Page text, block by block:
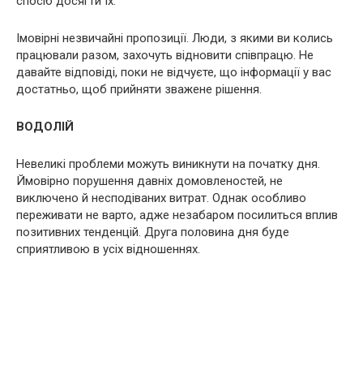
Імовірні незвичайні пропозиції. Люди, з якими ви колись
працювали разом, захочуть відновити співпрацю. Не
давайте відповіді, поки не відчуєте, що інформації у вас
достатньо, щоб прийняти зважене рішення.
ВОДОЛІЙ
Невеликі проблеми можуть виникнути на початку дня.
Ймовірно порушення давніх домовленостей, не
виключено й несподіваних витрат. Однак особливо
переживати не варто, адже незабаром посилиться вплив
позитивних тенденцій. Друга половина дня буде
сприятливою в усіх відношеннях.